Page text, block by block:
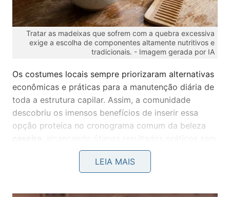
Tratar as madeixas que sofrem com a quebra excessiva
exige a escolha de componentes altamente nutritivos e
tradicionais. - Imagem gerada por IA
Os costumes locais sempre priorizaram alternativas
econômicas e práticas para a manutenção diária de
toda a estrutura capilar. Assim, a comunidade
descobriu os imensos benefícios de inserir essa
opção proteica no cronograma comum da beleza
complexas.
LEIA MAIS